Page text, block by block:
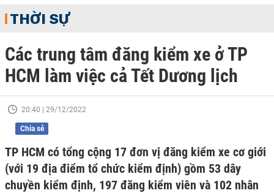
THỜI SỰ
Các trung tâm đăng kiểm xe ở TP
HCM làm việc cả Tết Dương lịch
20:40 | 29/12/2022
Chia sẻ
TP HCM có tổng cộng 17 đơn vị đăng kiểm xe cơ giới
(với 19 địa điểm tổ chức kiểm định) gồm 53 dây
chuyền kiểm định, 197 đăng kiểm viên và 102 nhân